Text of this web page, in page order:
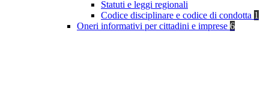
Statuti e leggi regionali
Codice disciplinare e codice di condotta 1
Oneri informativi per cittadini e imprese 6